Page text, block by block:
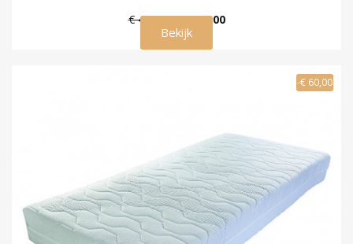
€ 489,00 € 449,00
Bekijk
-€ 60,00